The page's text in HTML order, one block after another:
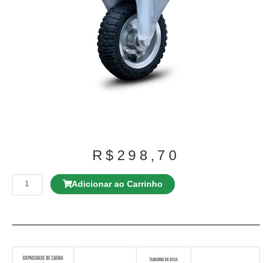
R$ 298,70
Rodízio
100
Roscada
Adicionar ao Carrinho